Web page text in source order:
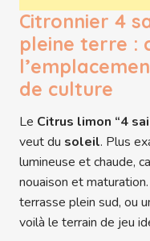
Citronnier 4
pleine terre :
de culture
Le Citrus limon “4
veut du soleil. Plus
lumineuse et chaude,
nouaison et
terrasse plein sud, ou
voilà le terrain de jeu